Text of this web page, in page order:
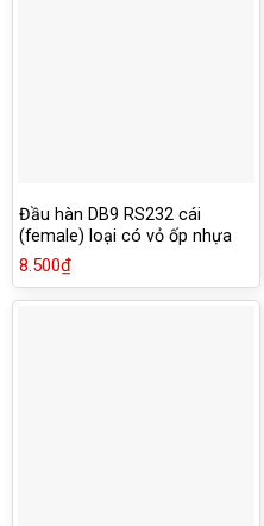
Đầu hàn DB9 RS232 cái
(female) loại có vỏ ốp nhựa
vặn ốc
8.500₫